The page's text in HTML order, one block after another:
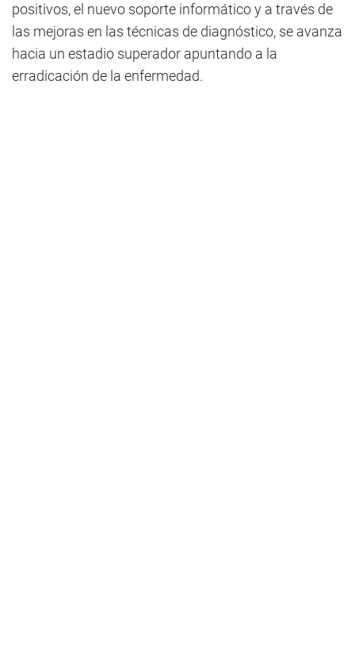
positivos, el nuevo soporte informático y a través de
las mejoras en las técnicas de diagnóstico, se avanza
hacia un estadio superador apuntando a la
erradicación de la enfermedad.